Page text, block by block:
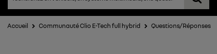
Accueil Communauté Clio E-Tech full hybrid Questions/Réponses